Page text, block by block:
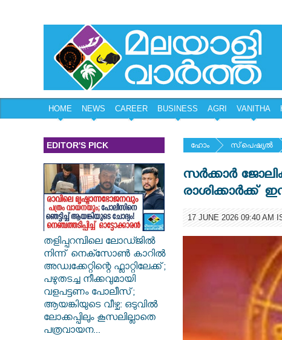
HOME NEWS CAREER BUSINESS AGRI VANITHA
EDITOR'S PICK
തളിപ്പറമ്പിലെ ലോഡ്ജിൽ
നിന്ന് നെക്സോൺ കാറിൽ
അഡ്വക്കേറ്റിന്റെ ഫ്ലാറ്റിലേക്ക്;
പഴുതടച്ച നീക്കവുമായി
വളപട്ടണം പോലീസ്;
ആയങ്കിയുടെ വീഴ്ച: ഒടുവിൽ
ലോക്കപ്പിലും കൂസലില്ലാതെ
പത്രവായന...
ഹോം സ്‌പെഷ്യല്‍
സർക്കാർ
രാശിക്കാർക്ക്
17 JUNE 2026 09:40 AM